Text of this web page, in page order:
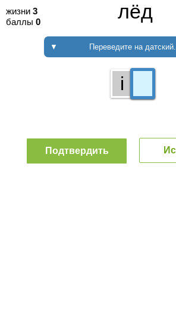
жизни 3
баллы 0 лёд
▼ Переведите на датский.